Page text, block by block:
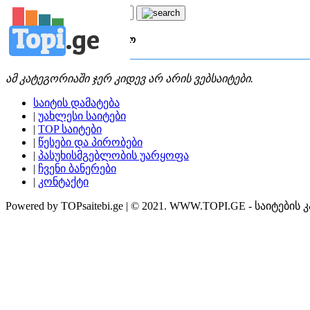
Topi.ge
კატეგორია: სამხატვრო
ამ კატეგორიაში ჯერ კიდევ არ არის ვებსაიტები.
საიტის დამატება
| უახლესი საიტები
| TOP საიტები
| წესები და პირობები
| პასუხისმგებლობის უარყოფა
| ჩვენი ბანერები
| კონტაქტი
Powered by TOPsaitebi.ge | © 2021. WWW.TOPI.GE -